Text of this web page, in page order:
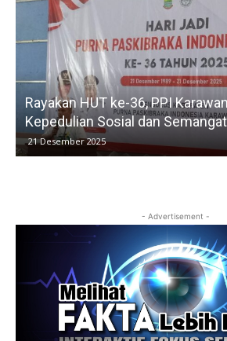
Rayakan HUT ke-36, PPI
Kepedulian Sosial dan
21 Desember 2025
- Advertisement -